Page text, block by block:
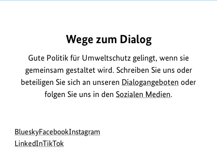
Wege zum Dialog
Gute Politik für Umweltschutz gelingt, wenn sie
gemeinsam gestaltet wird. Schreiben Sie uns oder
beteiligen Sie sich an unseren Dialogangeboten oder
folgen Sie uns in den Sozialen Medien.
Social
Media
Blueskyzur
Bluesky-
Facebookzur
Instagram
LinkedInzur
zur
TikTok